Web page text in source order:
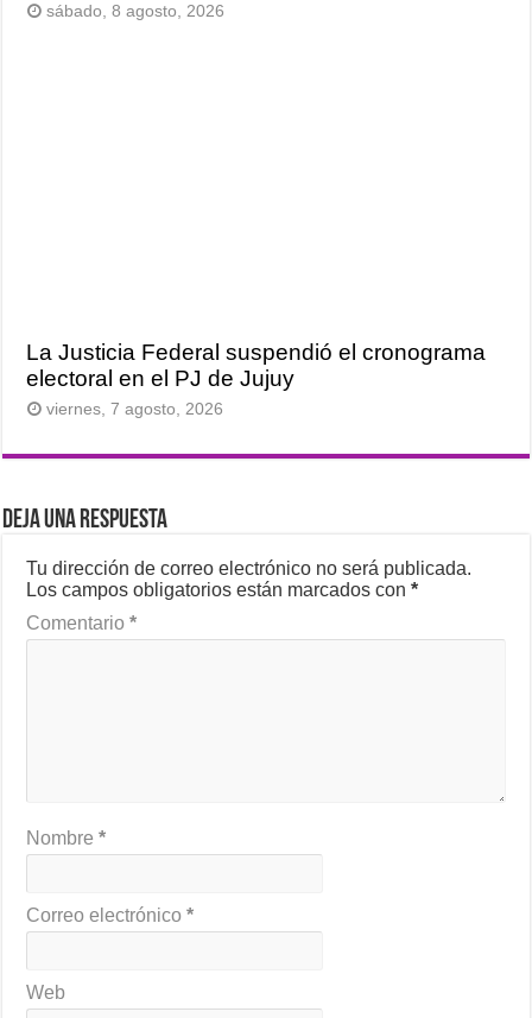
sábado, 8 agosto, 2026
La Justicia Federal suspendió el cronograma
electoral en el PJ de Jujuy
viernes, 7 agosto, 2026
Deja una respuesta
Tu dirección de correo electrónico no será publicada.
Los campos obligatorios están marcados con*
Comentario*
Nombre*
Correo electrónico*
Web